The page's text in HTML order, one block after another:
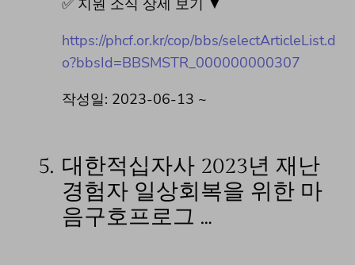
https://phcf.or.kr/cop/bbs/selectArticleList.d
o?bbsId=BBSMSTR_000000000307
작성일: 2023-06-13 ~
5. 대한적십자사 2023년 재난
경험자 일상회복을 위한 마
음구호프로그 …